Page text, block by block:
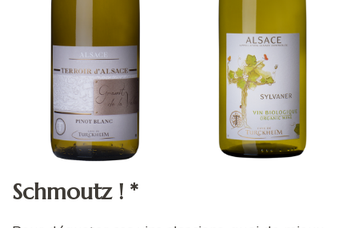
Schmoutz ! *